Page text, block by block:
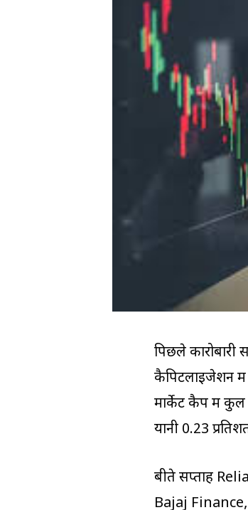
पिछले
कैपिटलाइजेशन में
मार्केट कैप में कुल
यानी 0.23
बीते सप्ताह
Bajaj